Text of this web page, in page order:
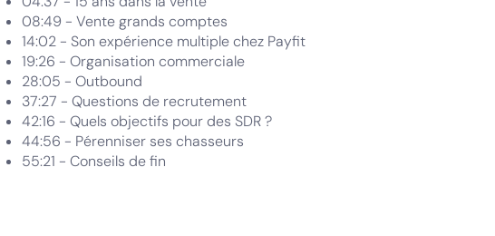
08:49 - Vente grands comptes
14:02 - Son expérience multiple chez Payfit
19:26 - Organisation commerciale
28:05 - Outbound
37:27 - Questions de recrutement
42:16 - Quels objectifs pour des SDR ?
44:56 - Pérenniser ses chasseurs
55:21 - Conseils de fin